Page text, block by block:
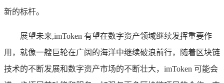
新的标杆。
展望未来,imToken 有望在数字资产领域继续发挥重要作
用，就像一艘巨轮在广阔的海洋中继续破浪前行，随着区块链
技术的不断发展和数字资产市场的不断壮大，imToken 可能会